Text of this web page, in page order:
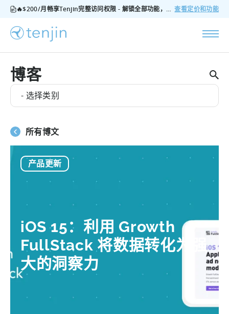
🔥$200/月畅享Tenjin完整访问权限 - 解锁全部功能，无隐藏费用，随时可取消 查看定价和功能
博客
- 选择类别
所有博文
产品更新
iOS 15：利用 Growth
FullStack 将数据转化为强
大的洞察力